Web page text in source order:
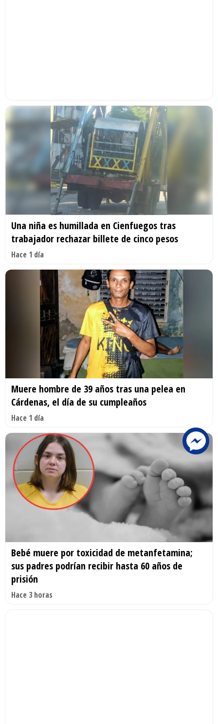
Una niña es humillada en Cienfuegos tras
trabajador rechazar billete de cinco pesos
Hace 1 día
Muere hombre de 39 años tras una pelea en
Cárdenas, el día de su cumpleaños
Hace 1 día
Bebé muere por toxicidad de metanfetamina;
sus padres podrían recibir hasta 60 años de
prisión
Hace 3 horas